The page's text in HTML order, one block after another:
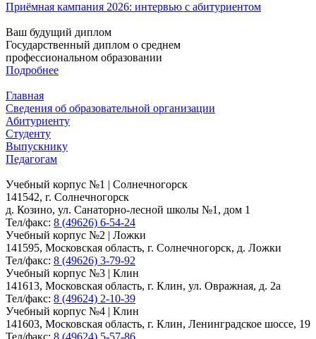
Приёмная кампания 2026: интервью с абитуриентом
Ваш будущий диплом
Государственный диплом о среднем
профессиональном образовании
Подробнее
Главная
Сведения об образовательной организации
Абитуриенту
Студенту
Выпускнику
Педагогам
Учебный корпус №1 | Солнечногорск
141542, г. Солнечногорск
д. Козино, ул. Санаторно-лесной школы №1, дом 1
Тел/факс: 8 (49626) 6-54-24
Учебный корпус №2 | Ложки
141595, Московская область, г. Солнечногорск, д. Ложки
Тел/факс: 8 (49626) 3-79-92
Учебный корпус №3 | Клин
141613, Московская область, г. Клин, ул. Овражная, д. 2а
Тел/факс: 8 (49624) 2-10-39
Учебный корпус №4 | Клин
141603, Московская область, г. Клин, Ленинградское шоссе, 19